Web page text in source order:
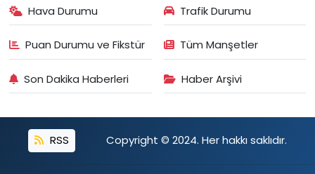
Hava Durumu Trafik Durumu
Puan Durumu ve Fikstür Tüm Manşetler
Son Dakika Haberleri Haber Arşivi
RSS Copyright © 2024. Her hakkı saklıdır.